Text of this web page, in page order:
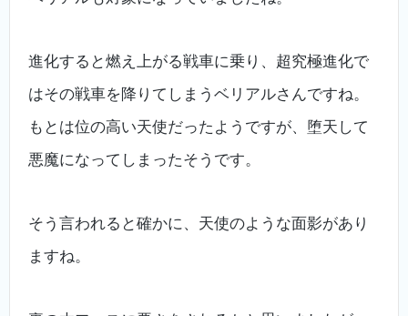
進化すると燃え上がる戦車に乗り、超究極進化で
はその戦車を降りてしまうベリアルさんですね。
もとは位の高い天使だったようですが、堕天して
悪魔になってしまったそうです。
そう言われると確かに、天使のような面影があり
ますね。